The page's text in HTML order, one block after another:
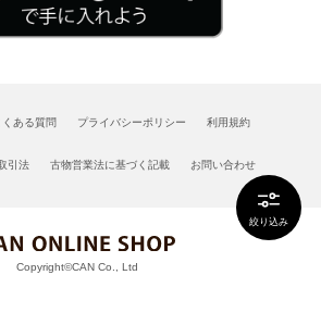
絞り込み
くある質問 プライバシーポリシー 利用規約
引法 古物営業法に基づく記載 お問い合わせ
Copyright©CAN Co., Ltd